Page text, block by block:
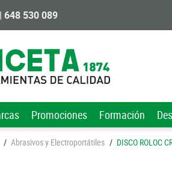
648 530 089
Promociones Formación
/ Abrasivos y Electroportátiles / DISCO ROLOC